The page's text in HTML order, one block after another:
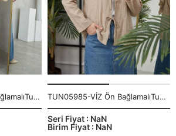
TUN05985-TAŞ Ön BağlamalıTunik-Taş TUN05985-VİZ Ön BağlamalıTunik-Vizon
Birim Fiyat : NaN
Seri Fiyat : NaN